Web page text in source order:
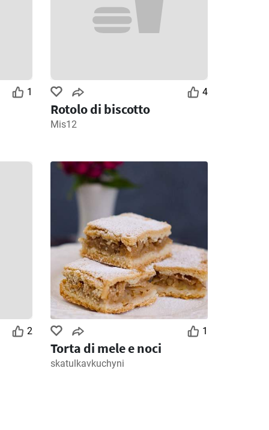
1 4
Rotolo di biscotto
Mis12
2 1
Torta di mele e noci
skatulkavkuchyni